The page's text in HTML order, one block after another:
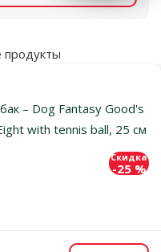
продукты
– Dog Fantasy Good's
with tennis ball, 25 см
Скидка
-25 %